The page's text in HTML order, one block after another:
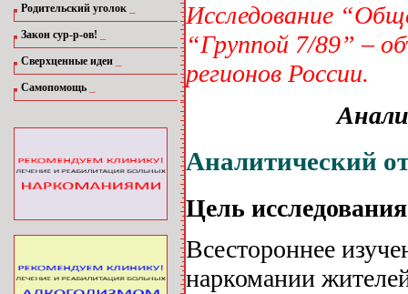
Родительский уголок
Закон сур-р-ов!
Сверхценные идеи
Самопомощь
Исследование
“Группой 7/89” –
регионов России.
Аналитический
Цель исследования
Всестороннее
наркомании